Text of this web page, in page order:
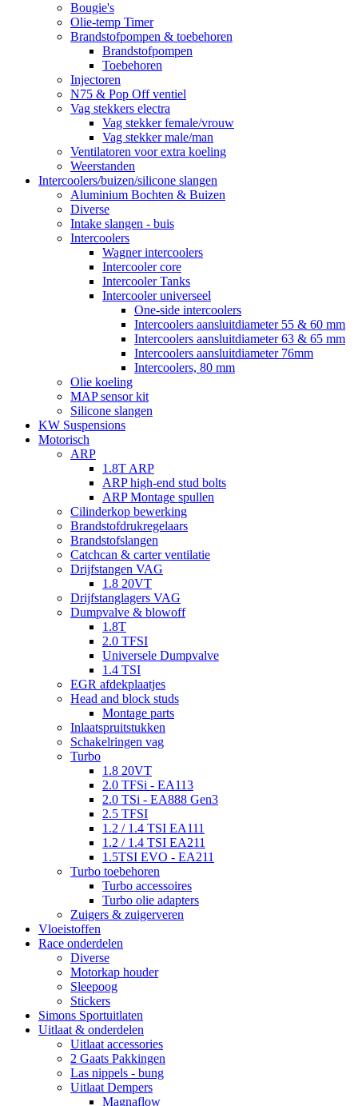
Bougie's
Olie-temp Timer
Brandstofpompen & toebehoren
Brandstofpompen
Toebehoren
Injectoren
N75 & Pop Off ventiel
Vag stekkers electra
Vag stekker female/vrouw
Vag stekker male/man
Ventilatoren voor extra koeling
Weerstanden
Intercoolers/buizen/silicone slangen
Aluminium Bochten & Buizen
Diverse
Intake slangen - buis
Intercoolers
Wagner intercoolers
Intercooler core
Intercooler Tanks
Intercooler universeel
One-side intercoolers
Intercoolers aansluitdiameter 55 & 60 mm
Intercoolers aansluitdiameter 63 & 65 mm
Intercoolers aansluitdiameter 76mm
Intercoolers, 80 mm
Olie koeling
MAP sensor kit
Silicone slangen
KW Suspensions
Motorisch
ARP
1.8T ARP
ARP high-end stud bolts
ARP Montage spullen
Cilinderkop bewerking
Brandstofdrukregelaars
Brandstofslangen
Catchcan & carter ventilatie
Drijfstangen VAG
1.8 20VT
Drijfstanglagers VAG
Dumpvalve & blowoff
1.8T
2.0 TFSI
Universele Dumpvalve
1.4 TSI
EGR afdekplaatjes
Head and block studs
Montage parts
Inlaatspruitstukken
Schakelringen vag
Turbo
1.8 20VT
2.0 TFSi - EA113
2.0 TSi - EA888 Gen3
2.5 TFSI
1.2 / 1.4 TSI EA111
1.2 / 1.4 TSI EA211
1.5TSI EVO - EA211
Turbo toebehoren
Turbo accessoires
Turbo olie adapters
Zuigers & zuigerveren
Vloeistoffen
Race onderdelen
Diverse
Motorkap houder
Sleepoog
Stickers
Simons Sportuitlaten
Uitlaat & onderdelen
Uitlaat accessories
2 Gaats Pakkingen
Las nippels - bung
Uitlaat Dempers
Magnaflow